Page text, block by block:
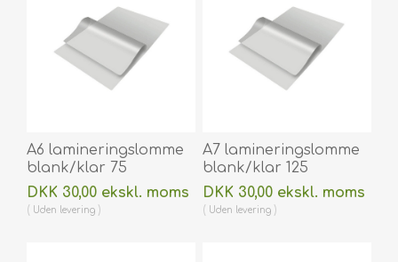
A6 lamineringslomme
blank/klar 75
micron/my
lamineringslomme 111 x
DKK 30,00 ekskl. moms
Uden levering
A7 lamineringslomme
blank/klar 125
micron/my 75 x 105
mm til varmlaminering
DKK 30,00 ekskl. moms
Uden levering